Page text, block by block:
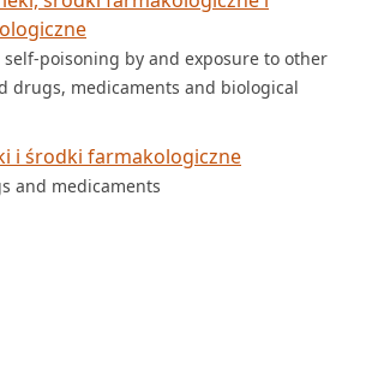
poisoning by and exposure to other
drugs, medicaments and biological
i środki farmakologiczne
and medicaments